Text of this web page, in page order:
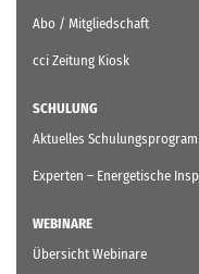
Abo / Mitgliedschaft
cci Zeitung Kiosk
SCHULUNG
Aktuelles
Experten – Energetische
WEBINARE
Übersicht Webinare